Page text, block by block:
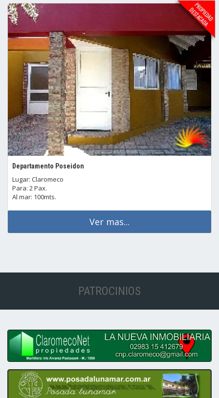
Departamento Poseidon
Lugar: Claromeco
Para: 2 Pax.
Al mar: 100mts.
Ver mas...
PATROCINIOS